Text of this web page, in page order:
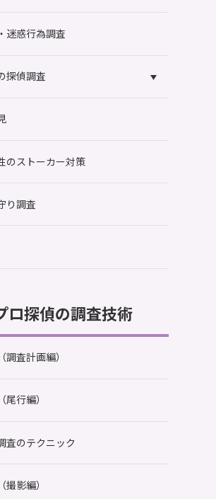
迷惑行為調査
探偵調査
のストーカー対策
り調査
ロ探偵の調査技術
査計画編）
行編）
査のテクニック
影編）